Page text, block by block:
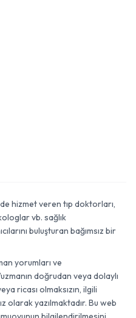
hizmet veren tıp doktorları,
vb. sağlık
buluşturan bağımsız bir
yorumları ve
doğrudan veya dolaylı
ricası olmaksızın, ilgili
olarak yazılmaktadır. Bu web